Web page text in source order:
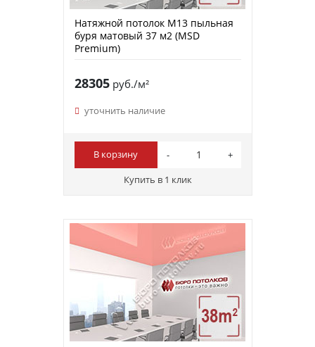
Натяжной потолок M13 пыльная
буря матовый 37 м2 (MSD
Premium)
28305руб./м²
уточнить наличие
В корзину
Купить в 1 клик